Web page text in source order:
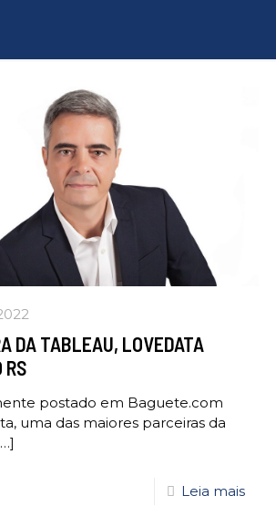
DA TABLEAU, LOVEDATA
RS
postado em Baguete.com
uma das maiores parceiras da
Leia mais